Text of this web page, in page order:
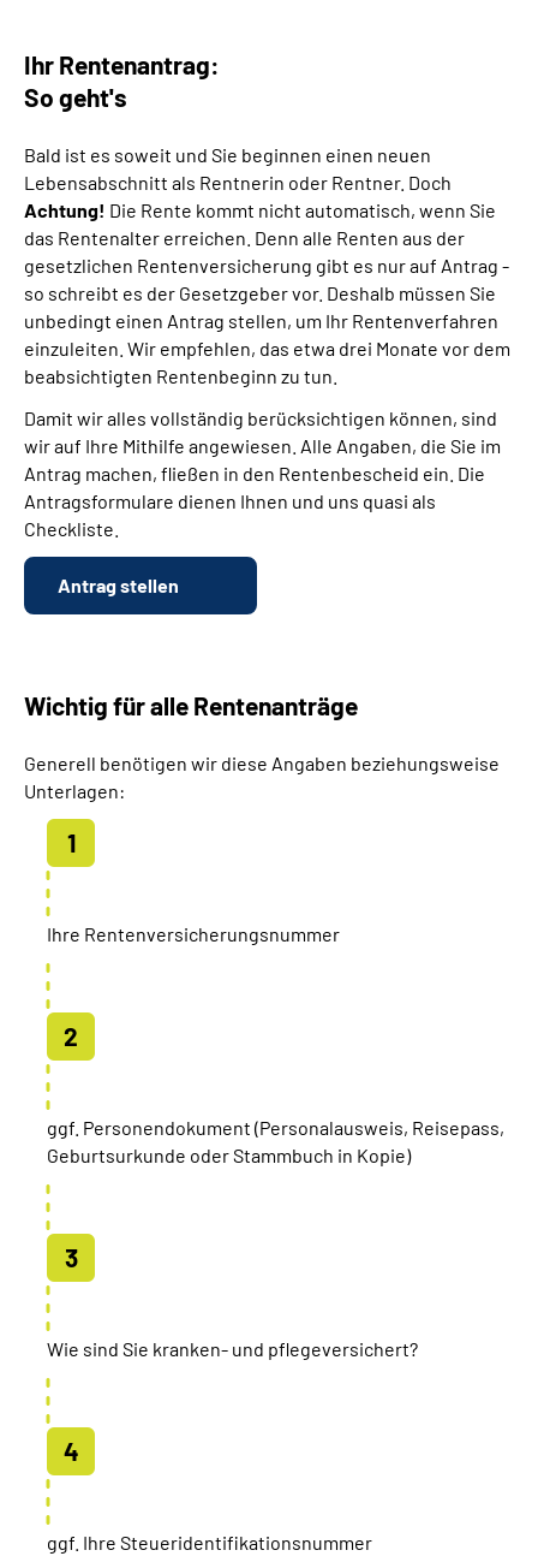
Ihr Rentenantrag:
So geht's
Bald ist es soweit und Sie beginnen einen neuen
Lebensabschnitt als Rentnerin oder Rentner. Doch
Achtung! Die Rente kommt nicht automatisch, wenn Sie
das Rentenalter erreichen. Denn alle Renten aus der
gesetzlichen Rentenversicherung gibt es nur auf Antrag -
so schreibt es der Gesetzgeber vor. Deshalb müssen Sie
unbedingt einen Antrag stellen, um Ihr Rentenverfahren
einzuleiten. Wir empfehlen, das etwa drei Monate vor dem
beabsichtigten Rentenbeginn zu tun.
Damit wir alles vollständig berücksichtigen können, sind
wir auf Ihre Mithilfe angewiesen. Alle Angaben, die Sie im
Antrag machen, fließen in den Rentenbescheid ein. Die
Antragsformulare dienen Ihnen und uns quasi als
Checkliste.
Antrag stellen
Wichtig für alle Rentenanträge
Generell benötigen wir diese Angaben beziehungsweise
Unterlagen:
Ihre Rentenversicherungsnummer
ggf. Personendokument (Personalausweis, Reisepass,
Geburtsurkunde oder Stammbuch in Kopie)
Wie sind Sie kranken- und pflegeversichert?
ggf. Ihre Steueridentifikationsnummer